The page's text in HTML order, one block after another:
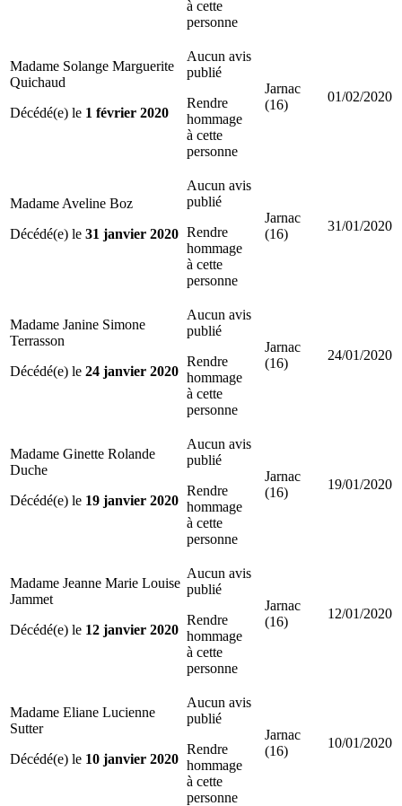
à cette
personne
Madame Solange Marguerite
Quichaud
Décédé(e) le 1 février 2020
Aucun avis
publié
Rendre
hommage
à cette
personne
Jarnac
(16)
01/02/2020
Madame Aveline Boz
Décédé(e) le 31 janvier 2020
Aucun avis
publié
Rendre
hommage
à cette
personne
Jarnac
(16)
31/01/2020
Madame Janine Simone
Terrasson
Décédé(e) le 24 janvier 2020
Aucun avis
publié
Rendre
hommage
à cette
personne
Jarnac
(16)
24/01/2020
Madame Ginette Rolande
Duche
Décédé(e) le 19 janvier 2020
Aucun avis
publié
Rendre
hommage
à cette
personne
Jarnac
(16)
19/01/2020
Madame Jeanne Marie Louise
Jammet
Décédé(e) le 12 janvier 2020
Aucun avis
publié
Rendre
hommage
à cette
personne
Jarnac
(16)
12/01/2020
Madame Eliane Lucienne
Sutter
Décédé(e) le 10 janvier 2020
Aucun avis
publié
Rendre
hommage
à cette
personne
Jarnac
(16)
10/01/2020